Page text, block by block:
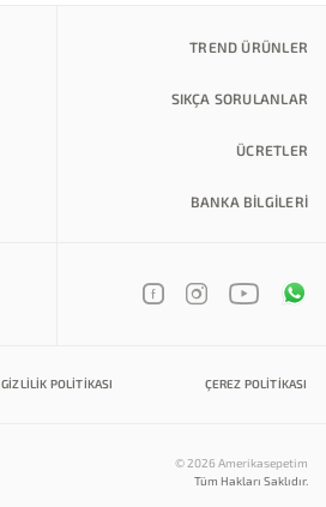
TREND ÜRÜNLER
SIKÇA SORULANLAR
ÜCRETLER
BANKA BILGILERI
GIZLILIK POLITIKASI ÇEREZ POLITIKASI
© 2026 Amerikasepetim
Tüm Hakları Saklıdır.